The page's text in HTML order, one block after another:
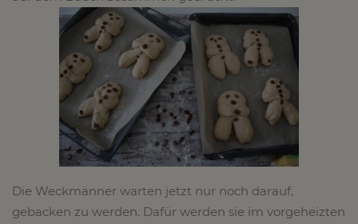
Die Weckmänner warten jetzt nur noch darauf,
gebacken zu werden. Dafür werden sie im vorgeheizten